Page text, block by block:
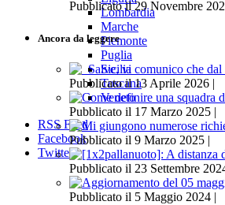
Lombardia
Marche
Piemonte
Puglia
Sicilia
Toscana
Veneto
RSS Feed
Facebook
Twitter
Pubblicato il 29 Novembre
Ancora da leggere
Pubblicato il 13 Aprile 2026 |
Pubblicato il 17 Marzo 2025 |
Pubblicato il 9 Marzo 2025 |
Pubblicato il 23 Settembre
Pubblicato il 5 Maggio 2024 |